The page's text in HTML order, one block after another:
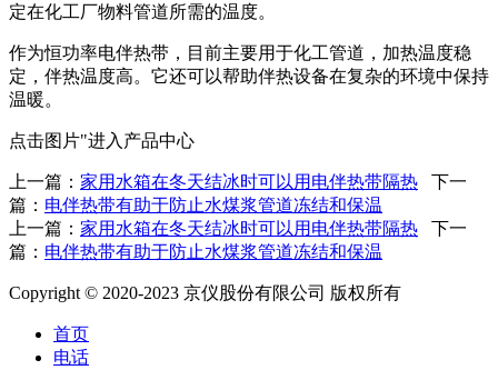
定在化工厂物料管道所需的温度。
作为恒功率电伴热带，目前主要用于化工管道，加热温度稳
定，伴热温度高。它还可以帮助伴热设备在复杂的环境中保持
温暖。
点击图片"进入产品中心
上一篇： 家用水箱在冬天结冰时可以用电伴热带隔热 下一
篇： 电伴热带有助于防止水煤浆管道冻结和保温
上一篇： 家用水箱在冬天结冰时可以用电伴热带隔热 下一
篇： 电伴热带有助于防止水煤浆管道冻结和保温
Copyright © 2020-2023 京仪股份有限公司 版权所有
首页
电话